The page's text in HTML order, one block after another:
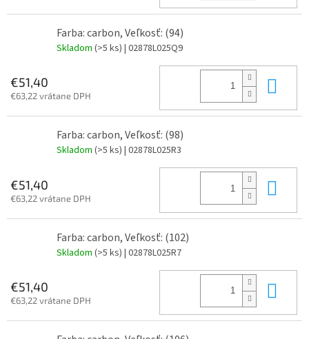
Farba: carbon, Veľkosť: (94)
Skladom (>5 ks) | 02878L025Q9
€51,40
€63,22 vrátane DPH
Farba: carbon, Veľkosť: (98)
Skladom (>5 ks) | 02878L025R3
€51,40
€63,22 vrátane DPH
Farba: carbon, Veľkosť: (102)
Skladom (>5 ks) | 02878L025R7
€51,40
€63,22 vrátane DPH